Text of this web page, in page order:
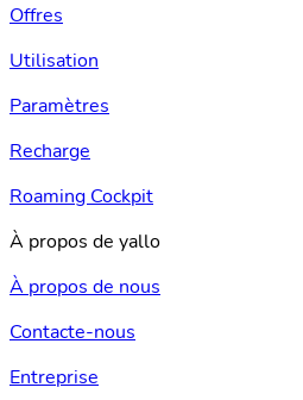
Offres
Utilisation
Paramètres
Recharge
Roaming Cockpit
À propos de yallo
À propos de nous
Contacte-nous
Entreprise